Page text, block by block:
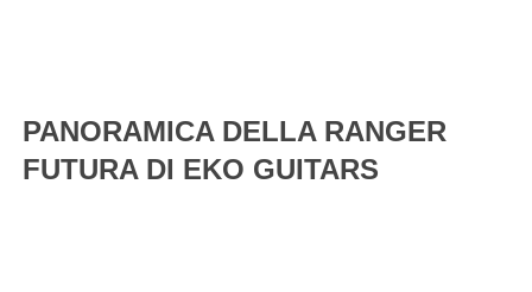
PANORAMICA DELLA RANGER
FUTURA DI EKO GUITARS